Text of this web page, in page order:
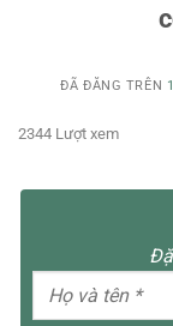
ĐÃ ĐĂNG TRÊN
2344 Lượt xem